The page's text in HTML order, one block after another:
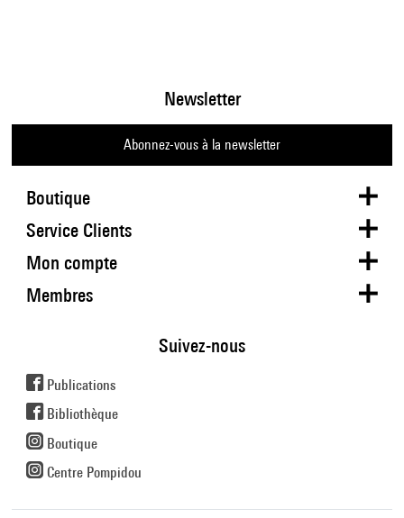
Boutique
Newsletter
Abonnez-vous à la newsletter
Service Clients
Mon compte
Membres
Suivez-nous
Publications
Bibliothèque
Boutique
Centre Pompidou